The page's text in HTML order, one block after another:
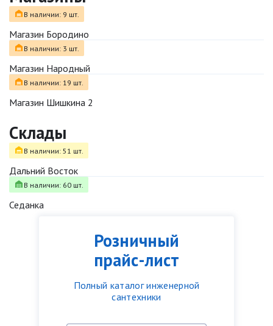
Розничный
прайс-лист
Полный каталог инженерной
сантехники
В наличии: 9 шт.
Магазин Бородино
В наличии: 3 шт.
Магазин Народный
В наличии: 19 шт.
Магазин Шишкина 2
Склады
В наличии: 51 шт.
Дальний Восток
В наличии: 60 шт.
Седанка